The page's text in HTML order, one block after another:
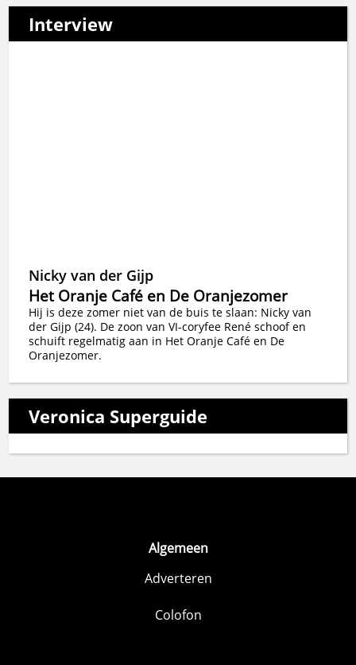
Interview
Nicky van der Gijp
Het Oranje Café en De Oranjezomer
Hij is deze zomer niet van de buis te slaan: Nicky van
der Gijp (24). De zoon van VI-coryfee René schoof en
schuift regelmatig aan in Het Oranje Café en De
Oranjezomer.
Veronica Superguide
Algemeen
Adverteren
Colofon